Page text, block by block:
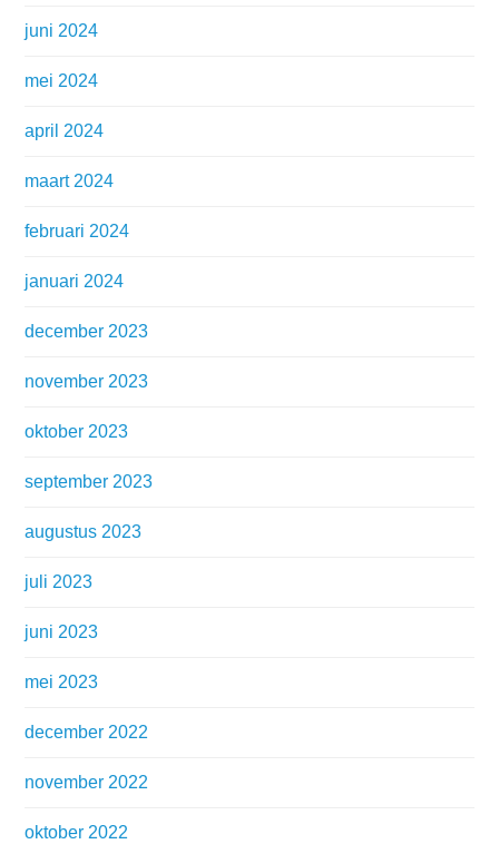
juni 2024
mei 2024
april 2024
maart 2024
februari 2024
januari 2024
december 2023
november 2023
oktober 2023
september 2023
augustus 2023
juli 2023
juni 2023
mei 2023
december 2022
november 2022
oktober 2022